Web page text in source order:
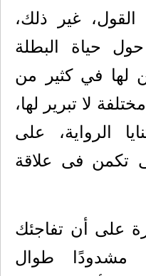
غير ذلك،
حياة البطلة
لها في كثير من
لا تبرير لها،
الرواية، على
تكمن فى علاقة
على أن تفاجئك
مشدودًا طوال